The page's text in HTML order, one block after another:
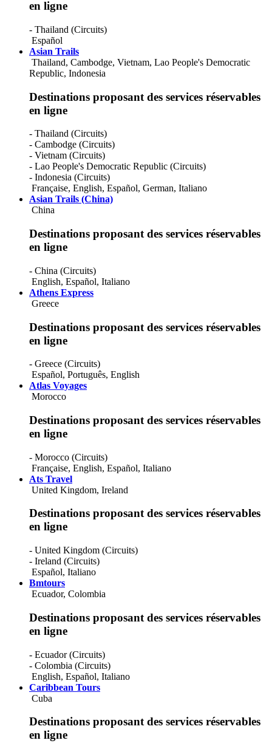
Moldova
Monaco
Mongolia
Montenegro
Morocco
Mozambique
Myanmar
Namibia
Nepal
Netherlands
New Caledonia
Nicaragua
Nigeria
Norfolk Islands
Northern Mariana Islands
Norway
Oman
Pakistan
Palau
Papua New Guinea
Paraguay
Peru
Philippines
Poland
Portugal
Puerto Rico
Qatar
Romania
Russia
Saint Kitts And Nevis
Saint Lucia
Samoa
San Marino
Saudi Arabia
Senegal
Serbia
Singapore
Slovakia
Slovenia
South Africa
Spain
Sri Lanka
Sudan
Sweden
Switzerland
Syria
Taiwan
Tanzania
Thailand
Togo
Trinidad And Tobago
Tunisia
Turkey
Turkmenistan
Turks And Caicos Islands
Ukraine
United Arab Emirates
en ligne
- Thailand (Circuits)
Español
Asian Trails
Thailand, Cambodge, Vietnam, Lao People's Democratic
Republic, Indonesia
Destinations proposant des services réservables
en ligne
- Thailand (Circuits)
- Cambodge (Circuits)
- Vietnam (Circuits)
- Lao People's Democratic Republic (Circuits)
- Indonesia (Circuits)
Française, English, Español, German, Italiano
Asian Trails (China)
China
Destinations proposant des services réservables
en ligne
- China (Circuits)
English, Español, Italiano
Athens Express
Greece
Destinations proposant des services réservables
en ligne
- Greece (Circuits)
Español, Português, English
Atlas Voyages
Morocco
Destinations proposant des services réservables
en ligne
- Morocco (Circuits)
Française, English, Español, Italiano
Ats Travel
United Kingdom, Ireland
Destinations proposant des services réservables
en ligne
- United Kingdom (Circuits)
- Ireland (Circuits)
Español, Italiano
Bmtours
Ecuador, Colombia
Destinations proposant des services réservables
en ligne
- Ecuador (Circuits)
- Colombia (Circuits)
English, Español, Italiano
Caribbean Tours
Cuba
Destinations proposant des services réservables
en ligne